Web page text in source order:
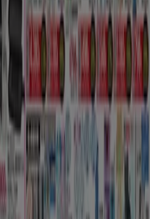
オファー